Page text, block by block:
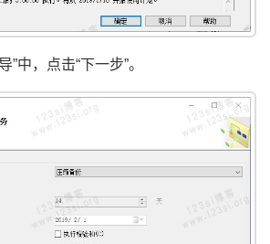
”中，点击“下一步”。